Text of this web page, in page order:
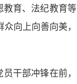
教育、法纪教育等
向上向善向美，
干部冲锋在前，